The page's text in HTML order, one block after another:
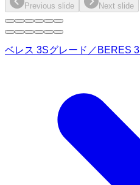
Previous slide Next slide
ベレス 3Sグレード／BERES